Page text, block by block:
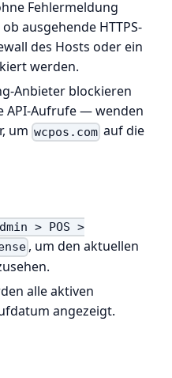
Fehlermeldung
ausgehende HTTPS-
des Hosts oder ein
werden.
Anbieter blockieren
API-Aufrufe — wenden
um wcpos.com auf die
> POS >
, um den aktuellen
alle aktiven
angezeigt.